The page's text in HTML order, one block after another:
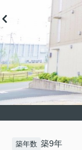
築年数 築9年